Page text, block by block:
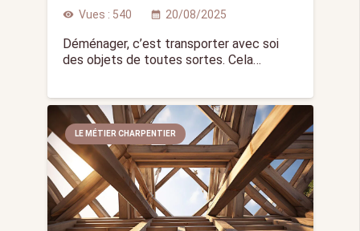
visibility Vues : 540 calendar_month 20/08/2025
Déménager, c’est transporter avec soi
des objets de toutes sortes. Cela…
LE MÉTIER CHARPENTIER